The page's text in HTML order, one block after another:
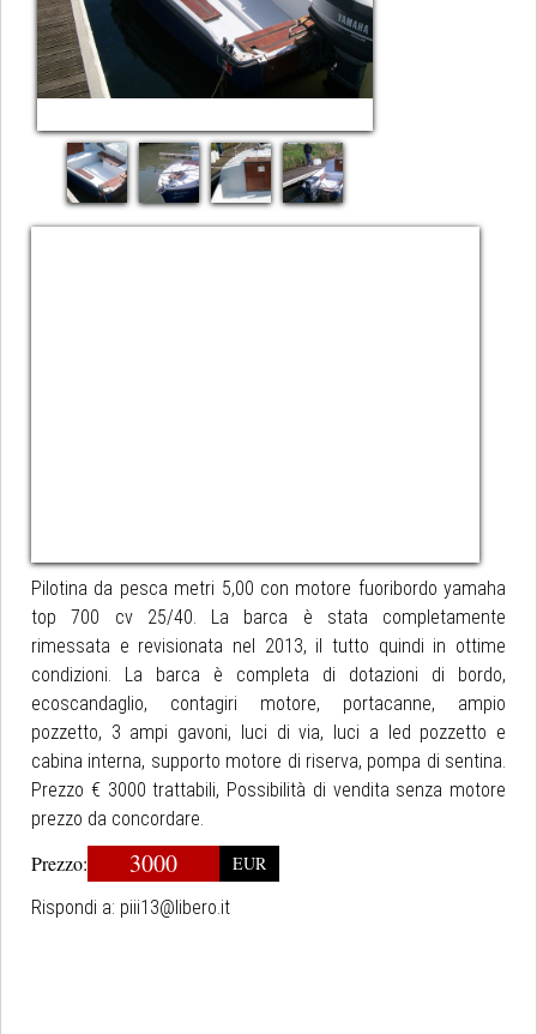
Pilotina da pesca metri 5,00 con motore fuoribordo yamaha
top 700 cv 25/40. La barca è stata completamente
rimessata e revisionata nel 2013, il tutto quindi in ottime
condizioni. La barca è completa di dotazioni di bordo,
ecoscandaglio, contagiri motore, portacanne, ampio
pozzetto, 3 ampi gavoni, luci di via, luci a led pozzetto e
cabina interna, supporto motore di riserva, pompa di sentina.
Prezzo € 3000 trattabili, Possibilità di vendita senza motore
prezzo da concordare.
Prezzo: 3000
EUR
Rispondi a: piii13@libero.it